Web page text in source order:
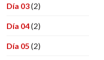
Día 03(2)
Día 04(2)
Día 05 (2)